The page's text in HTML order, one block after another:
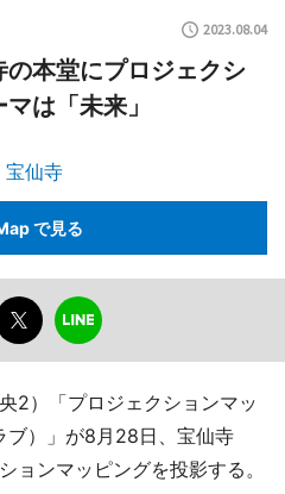
2023.08.04
本堂にプロジェクシ
は「未来」
仙寺
で見る
2）「プロジェクションマッ
ブ）」が8月28日、宝仙寺
ョンマッピングを投影する。